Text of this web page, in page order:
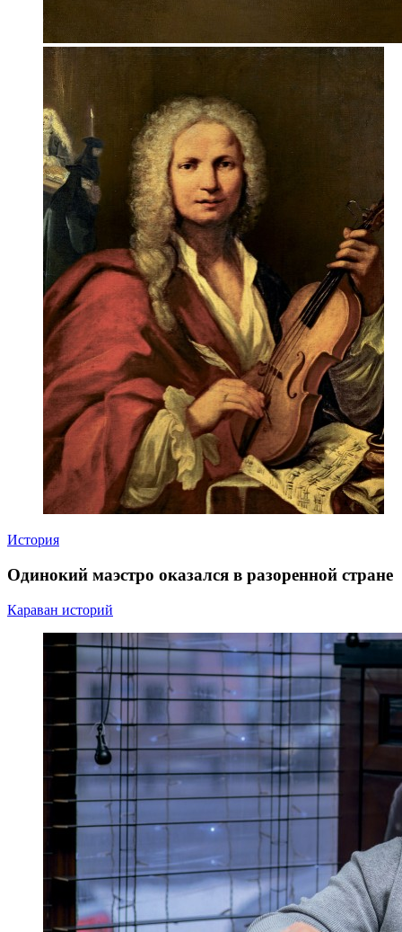
История
Одинокий маэстро оказался в разоренной стране
Караван историй